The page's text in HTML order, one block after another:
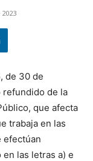
de 30 de
refundido de la
que afecta
trabaja en las
efectúan
las letras a) e